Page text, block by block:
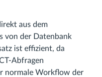
aus dem
von der Datenbank
ist effizient, da
Abfragen
normale Workflow der